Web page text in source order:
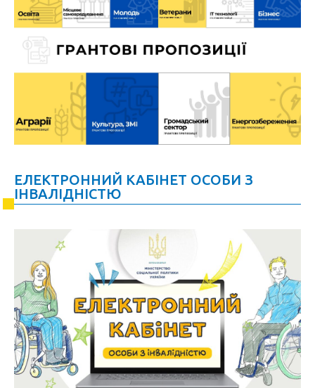
ЕЛЕКТРОННИЙ КАБІНЕТ ОСОБИ З
ІНВАЛІДНІСТЮ